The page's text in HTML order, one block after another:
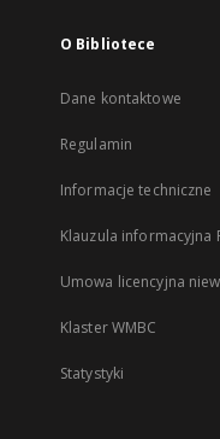
O Bibliotece
Dane kontaktowe
Regulamin
Informacje techniczne
Klauzula informacyjna
Umowa licencyjna
Klaster WMBC
Statystyki